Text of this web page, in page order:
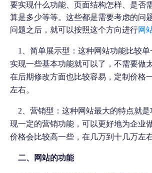
要实现什么功能、页面结构怎样、是否
算是多少等等。这些都是需要考虑的问
问题之后，就可以按照这个方向进行网
1
、简单展示型：这种网站功能比较
实现一些基本功能就可以了，不需要做
在后期修改方面也比较容易，定制价格
左右。
2 、营销型：这种网站最大的特点就
现一定的营销功能，可以更好地为企业
价格会比较高一些，在几万到十几万左
二、网站的功能